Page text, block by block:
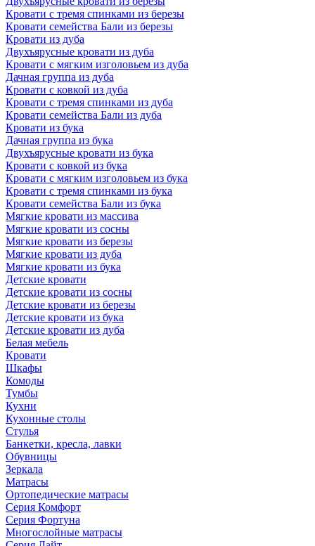
Кровати с тремя спинками из березы
Кровати семейства Бали из березы
Кровати из дуба
Двухъярусные кровати из дуба
Кровати с мягким изголовьем из дуба
Дачная группа из дуба
Кровати с ковкой из дуба
Кровати с тремя спинками из дуба
Кровати семейства Бали из дуба
Кровати из бука
Дачная группа из бука
Двухъярусные кровати из бука
Кровати с ковкой из бука
Кровати с мягким изголовьем из бука
Кровати с тремя спинками из бука
Кровати семейства Бали из бука
Мягкие кровати из массива
Мягкие кровати из сосны
Мягкие кровати из березы
Мягкие кровати из дуба
Мягкие кровати из бука
Детские кровати
Детские кровати из сосны
Детские кровати из березы
Детские кровати из бука
Детские кровати из дуба
Белая мебель
Кровати
Шкафы
Комоды
Тумбы
Кухни
Кухонные столы
Стулья
Банкетки, кресла, лавки
Обувницы
Зеркала
Матрасы
Ортопедические матрасы
Серия Комфорт
Серия Фортуна
Многослойные матрасы